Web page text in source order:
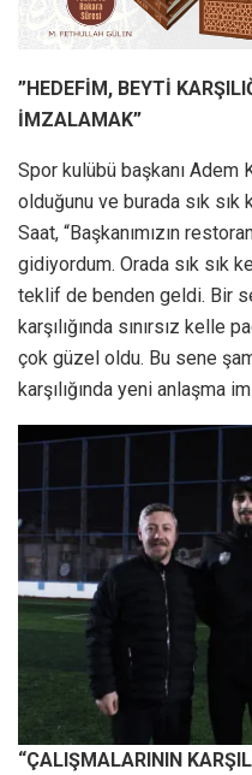
”HEDEFİM, BEYTİ
İMZALAMAK”
Spor kulübü başkanı Adem
olduğunu ve burada sık
Saat, “Başkanımızın
gidiyordum. Orada sık sık
teklif de benden geldi. Bir
karşılığında sınırsız kelle
çok güzel oldu. Bu sene
karşılığında yeni anlaşma
“ÇALIŞMALARININ